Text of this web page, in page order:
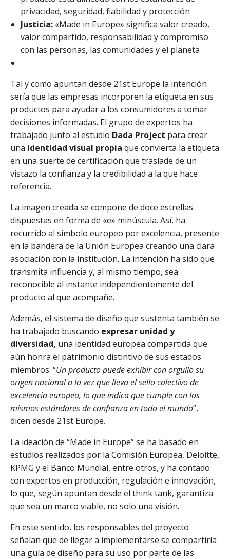
privacidad, seguridad, fiabilidad y protección
Justicia: «Made in Europe» significa valor creado,
valor compartido, responsabilidad y compromiso
con las personas, las comunidades y el planeta
Tal y como apuntan desde 21st Europe la intención
sería que las empresas incorporen la etiqueta en sus
productos para ayudar a los consumidores a tomar
decisiones informadas. El grupo de expertos ha
trabajado junto al estudio Dada Project para crear
una identidad visual propia que convierta la etiqueta
en una suerte de certificación que traslade de un
vistazo la confianza y la credibilidad a la que hace
referencia.
La imagen creada se compone de doce estrellas
dispuestas en forma de «e» minúscula. Así, ha
recurrido al símbolo europeo por excelencia, presente
en la bandera de la Unión Europea creando una clara
asociación con la institución. La intención ha sido que
transmita influencia y, al mismo tiempo, sea
reconocible al instante independientemente del
producto al que acompañe.
Además, el sistema de diseño que sustenta también se
ha trabajado buscando expresar unidad y
diversidad, una identidad europea compartida que
aún honra el patrimonio distintivo de sus estados
miembros. “Un producto puede exhibir con orgullo su
origen nacional a la vez que lleva el sello colectivo de
excelencia europea, lo que indica que cumple con los
mismos estándares de confianza en todo el mundo”,
dicen desde 21st Europe.
La ideación de “Made in Europe” se ha basado en
estudios realizados por la Comisión Europea, Deloitte,
KPMG y el Banco Mundial, entre otros, y ha contado
con expertos en producción, regulación e innovación,
lo que, según apuntan desde el think tank, garantiza
que sea un marco viable, no solo una visión.
En este sentido, los responsables del proyecto
señalan que de llegar a implementarse se compartiría
una guía de diseño para su uso por parte de las